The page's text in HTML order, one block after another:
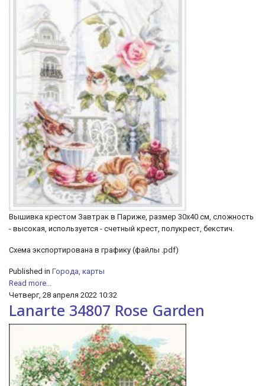
Вышивка крестом Завтрак в Париже, размер 30х40 см, сложность
- высокая, используется - счетный крест, полукрест, бекстич.
Cхема экспортирована в графику (файлы .pdf)
Published in Города, карты
Read more...
Четверг, 28 апреля 2022 10:32
Lanarte 34807 Rose Garden